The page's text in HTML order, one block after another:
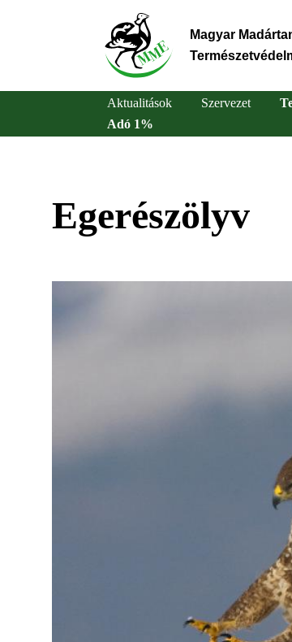
Magyar
Main
Aktualitások Szervezet
Adó 1%
Egerészölyv